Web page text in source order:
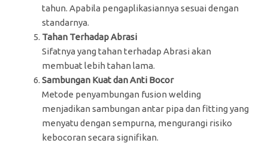
tahun. Apabila pengaplikasiannya sesuai dengan
standarnya.
Tahan Terhadap Abrasi
Sifatnya yang tahan terhadap Abrasi akan
membuat lebih tahan lama.
Sambungan Kuat dan Anti Bocor
Metode penyambungan fusion welding
menjadikan sambungan antar pipa dan fitting yang
menyatu dengan sempurna, mengurangi risiko
kebocoran secara signifikan.